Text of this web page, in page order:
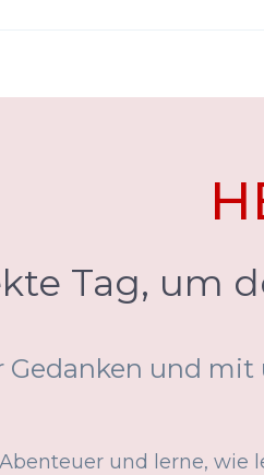
Tag, um
und
und lerne,